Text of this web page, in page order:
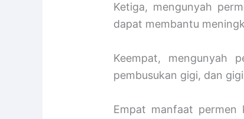
Ketiga, mengunyah
dapat membantu
Keempat, mengunyah
pembusukan gigi, dan
Empat manfaat permen